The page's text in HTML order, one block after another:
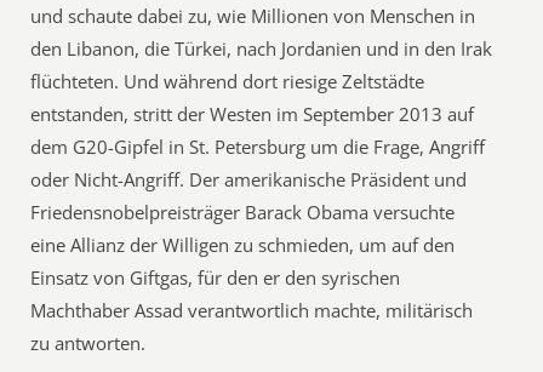
und schaute dabei zu, wie Millionen von Menschen in
den Libanon, die Türkei, nach Jordanien und in den Irak
flüchteten. Und während dort riesige Zeltstädte
entstanden, stritt der Westen im September 2013 auf
dem G20-Gipfel in St. Petersburg um die Frage, Angriff
oder Nicht-Angriff. Der amerikanische Präsident und
Friedensnobelpreisträger Barack Obama versuchte
eine Allianz der Willigen zu schmieden, um auf den
Einsatz von Giftgas, für den er den syrischen
Machthaber Assad verantwortlich machte, militärisch
zu antworten.